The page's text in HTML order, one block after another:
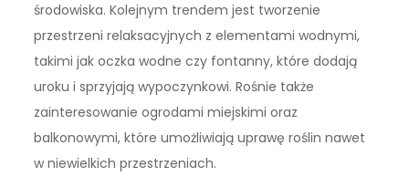
środowiska. Kolejnym trendem jest tworzenie
przestrzeni relaksacyjnych z elementami wodnymi,
takimi jak oczka wodne czy fontanny, które dodają
uroku i sprzyjają wypoczynkowi. Rośnie także
zainteresowanie ogrodami miejskimi oraz
balkonowymi, które umożliwiają uprawę roślin nawet
w niewielkich przestrzeniach.